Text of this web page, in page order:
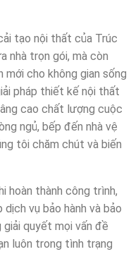
tạo nội thất của Trúc
nhà trọn gói, mà còn
mới cho không gian sống
pháp thiết kế nội thất
cao chất lượng cuộc
ngủ, bếp đến nhà vệ
tôi chăm chút và biến
hoàn thành công trình,
dịch vụ bảo hành và bảo
giải quyết mọi vấn đề
luôn trong tình trạng